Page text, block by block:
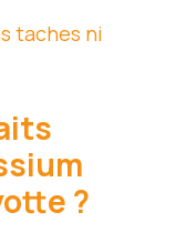
taches ni
?